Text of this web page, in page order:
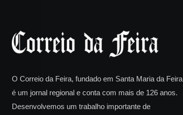
O Correio da Feira, fundado em Santa Maria da Feira
é um jornal regional e conta com mais de 126 anos.
Desenvolvemos um trabalho importante de